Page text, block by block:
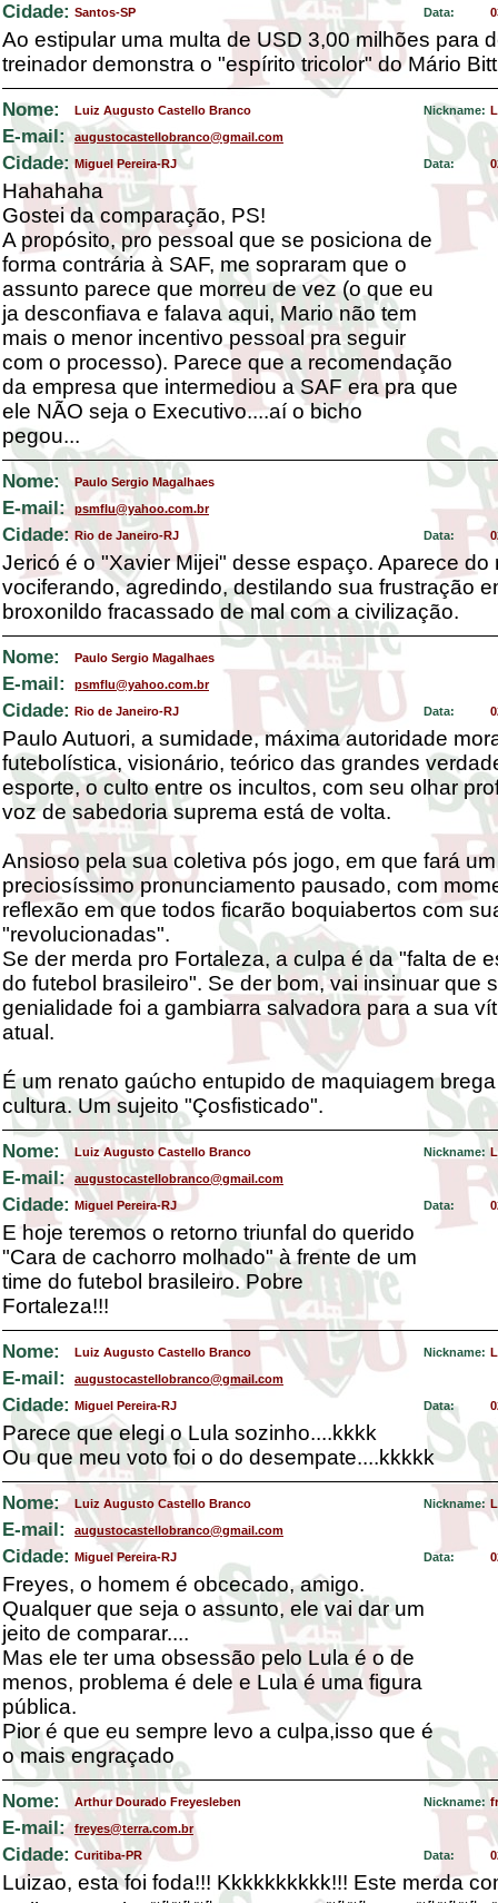
Cidade: Santos-SP Data:
Ao estipular uma multa de USD 3,00 milhões para
treinador demonstra o "espírito tricolor" do Mário
Nome: Luiz Augusto Castello Branco Nickname:
E-mail: augustocastellobranco@gmail.com
Cidade: Miguel Pereira-RJ Data:
Hahahaha
Gostei da comparação, PS!
A propósito, pro pessoal que se posiciona de
forma contrária à SAF, me sopraram que o
assunto parece que morreu de vez (o que eu
ja desconfiava e falava aqui, Mario não tem
mais o menor incentivo pessoal pra seguir
com o processo). Parece que a recomendação
da empresa que intermediou a SAF era pra que
ele NÃO seja o Executivo....aí o bicho
pegou...
Nome: Paulo Sergio Magalhaes
E-mail: psmflu@yahoo.com.br
Cidade: Rio de Janeiro-RJ Data:
Jericó é o "Xavier Mijei" desse espaço. Aparece do
vociferando, agredindo, destilando sua frustração
broxonildo fracassado de mal com a civilização.
Nome: Paulo Sergio Magalhaes
E-mail: psmflu@yahoo.com.br
Cidade: Rio de Janeiro-RJ Data:
Paulo Autuori, a sumidade, máxima autoridade
futebolística, visionário, teórico das grandes
esporte, o culto entre os incultos, com seu olhar
voz de sabedoria suprema está de volta.
Ansioso pela sua coletiva pós jogo, em que fará um
preciosíssimo pronunciamento pausado, com
reflexão em que todos ficarão boquiabertos com
"revolucionadas".
Se der merda pro Fortaleza, a culpa é da "falta de
do futebol brasileiro". Se der bom, vai insinuar que
genialidade foi a gambiarra salvadora para a sua
atual.
É um renato gaúcho entupido de maquiagem
cultura. Um sujeito "Çosfisticado".
Nome: Luiz Augusto Castello Branco Nickname:
E-mail: augustocastellobranco@gmail.com
Cidade: Miguel Pereira-RJ Data:
E hoje teremos o retorno triunfal do querido
"Cara de cachorro molhado" à frente de um
time do futebol brasileiro. Pobre
Fortaleza!!!
Nome: Luiz Augusto Castello Branco Nickname:
E-mail: augustocastellobranco@gmail.com
Cidade: Miguel Pereira-RJ Data:
Parece que elegi o Lula sozinho....kkkk
Ou que meu voto foi o do desempate....kkkkk
Nome: Luiz Augusto Castello Branco Nickname:
E-mail: augustocastellobranco@gmail.com
Cidade: Miguel Pereira-RJ Data:
Freyes, o homem é obcecado, amigo.
Qualquer que seja o assunto, ele vai dar um
jeito de comparar....
Mas ele ter uma obsessão pelo Lula é o de
menos, problema é dele e Lula é uma figura
pública.
Pior é que eu sempre levo a culpa,isso que é
o mais engraçado
Nome: Arthur Dourado Freyesleben Nickname:
E-mail: freyes@terra.com.br
Cidade: Curitiba-PR Data:
Luizao, esta foi foda!!! Kkkkkkkkkk!!! Este merda